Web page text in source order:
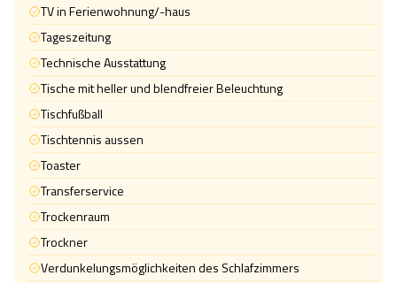
TV in Ferienwohnung/-haus
Tageszeitung
Technische Ausstattung
Tische mit heller und blendfreier Beleuchtung
Tischfußball
Tischtennis aussen
Toaster
Transferservice
Trockenraum
Trockner
Verdunkelungsmöglichkeiten des Schlafzimmers